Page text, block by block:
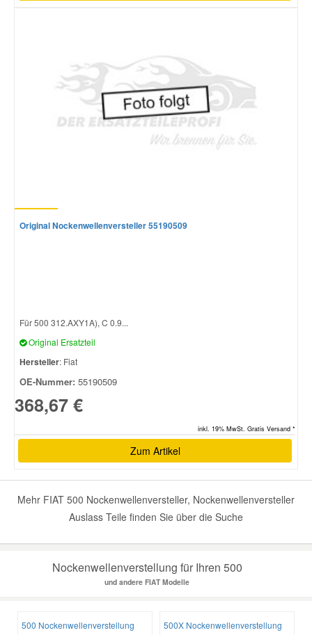
Original Nockenwellenversteller 55190509
Für 500 312.AXY1A), C 0.9...
Original Ersatzteil
Hersteller: Fiat
OE-Nummer: 55190509
368,67 €
inkl. 19% MwSt. Gratis Versand *
Zum Artikel
Mehr FIAT 500 Nockenwellenversteller, Nockenwellenversteller
Auslass Teile finden Sie über die Suche
Nockenwellenverstellung für Ihren 500
und andere FIAT Modelle
500 Nockenwellenverstellung 500X Nockenwellenverstellung